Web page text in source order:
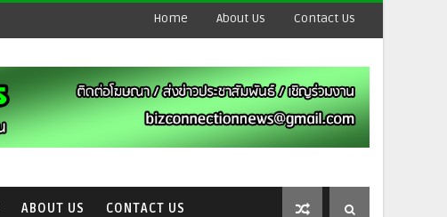
Home About Us Contact Us
ABOUT US CONTACT US